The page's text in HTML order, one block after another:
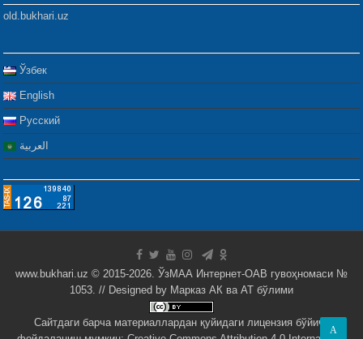
old.bukhari.uz
Ўзбек
English
Русский
العربية
www.bukhari.uz © 2015-2026. ЎзМАА Интернет-ОАВ гувоҳномаси №
1053. // Designed by Марказ АК ва АТ бўлими
Сайтдаги барча материаллардан қуйидаги лицензия бўйича
A